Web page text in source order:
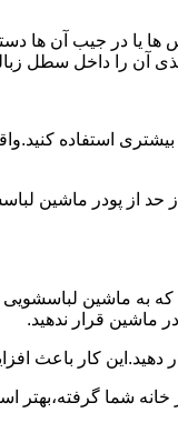
در جیب آن ها
آن را داخل سطل
استفاده
حد از پودر
به ماشین
ماشین قرار ندهید.
دهید.این کار باعث
شما گرفته،بهتر